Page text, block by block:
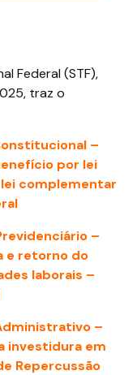
Federal (STF),
traz o
–
por lei
complementar
–
e retorno do
laborais –
–
investidura em
Repercussão